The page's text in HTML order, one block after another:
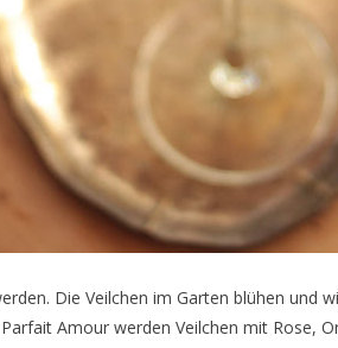
Die Veilchen im Garten blühen und
Amour werden Veilchen mit Rose,